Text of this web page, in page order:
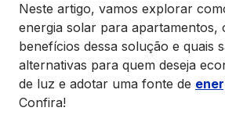
Neste artigo, vamos explorar
energia solar para apartamentos,
benefícios dessa solução e quais
alternativas para quem deseja
de luz e adotar uma fonte de
Confira!